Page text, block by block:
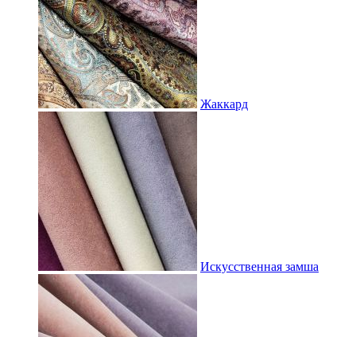
Жаккард
Искусственная замша